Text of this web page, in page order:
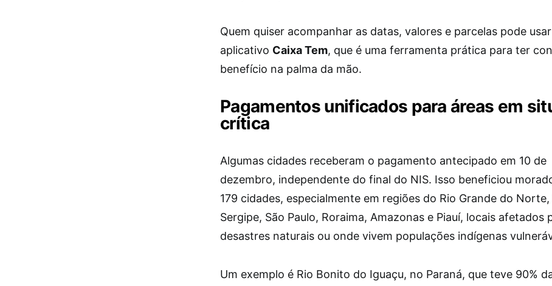
Quem quiser acompanhar as datas, valores e parcelas pode
aplicativo Caixa Tem, que é uma ferramenta prática para ter
benefício na palma da mão.
Pagamentos unificados para áreas em
crítica
Algumas cidades receberam o pagamento antecipado em 10 de
dezembro, independente do final do NIS. Isso beneficiou
179 cidades, especialmente em regiões do Rio Grande do Norte,
Sergipe, São Paulo, Roraima, Amazonas e Piauí, locais afetados
desastres naturais ou onde vivem populações indígenas
Um exemplo é Rio Bonito do Iguaçu, no Paraná, que teve 90%